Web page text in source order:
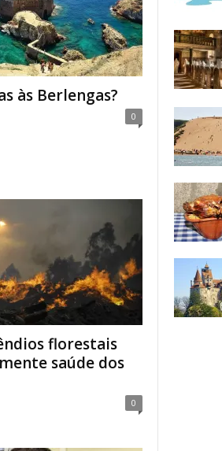
às Berlengas?
0
florestais
saúde dos
0